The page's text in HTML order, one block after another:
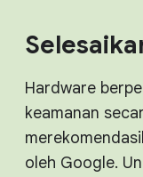
Hardware
keamanan
oleh Google.